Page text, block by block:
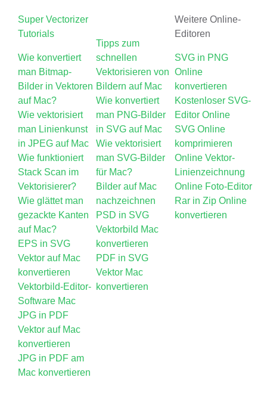
Super Vectorizer
Tutorials
Wie konvertiert
man Bitmap-
Bilder in Vektoren
auf Mac?
Wie vektorisiert
man Linienkunst
in JPEG auf Mac
Wie funktioniert
Stack Scan im
Vektorisierer?
Wie glättet man
gezackte Kanten
auf Mac?
EPS in SVG
Vektor auf Mac
konvertieren
Vektorbild-Editor-
Software Mac
JPG in PDF
Vektor auf Mac
konvertieren
JPG in PDF am
Mac konvertieren
Tipps zum
schnellen
Vektorisieren von
Bildern auf Mac
Wie konvertiert
man PNG-Bilder
in SVG auf Mac
Wie vektorisiert
man SVG-Bilder
für Mac?
Bilder auf Mac
nachzeichnen
PSD in SVG
Vektorbild Mac
konvertieren
PDF in SVG
Vektor Mac
konvertieren
Weitere Online-
Editoren
SVG in PNG
Online
konvertieren
Kostenloser SVG-
Editor Online
SVG Online
komprimieren
Online Vektor-
Linienzeichnung
Online Foto-Editor
Rar in Zip Online
konvertieren